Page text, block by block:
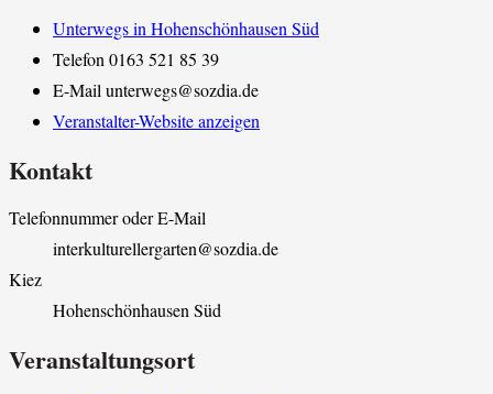
Unterwegs in Hohenschönhausen Süd
Telefon 0163 521 85 39
E-Mail unterwegs@sozdia.de
Veranstalter-Website anzeigen
Kontakt
Telefonnummer oder E-Mail
interkulturellergarten@sozdia.de
Kiez
Hohenschönhausen Süd
Veranstaltungsort